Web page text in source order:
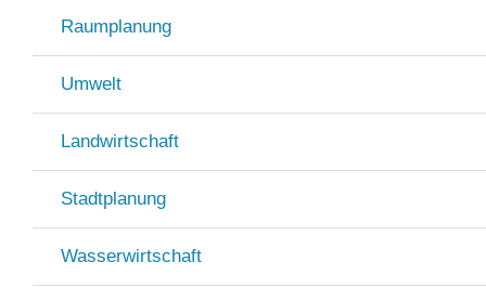
Raumplanung
Umwelt
Landwirtschaft
Stadtplanung
Wasserwirtschaft